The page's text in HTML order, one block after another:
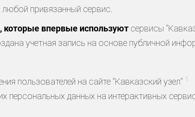
любой привязанный сервис.
которые впервые используют сервисы
учетная запись на основе публичной
пользователей на сайте "Кавказский узел" 1
персональных данных на интерактивных